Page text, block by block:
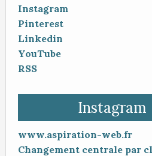
Instagram
Pinterest
Linkedin
YouTube
RSS
Instagram
www.aspiration-web.fr